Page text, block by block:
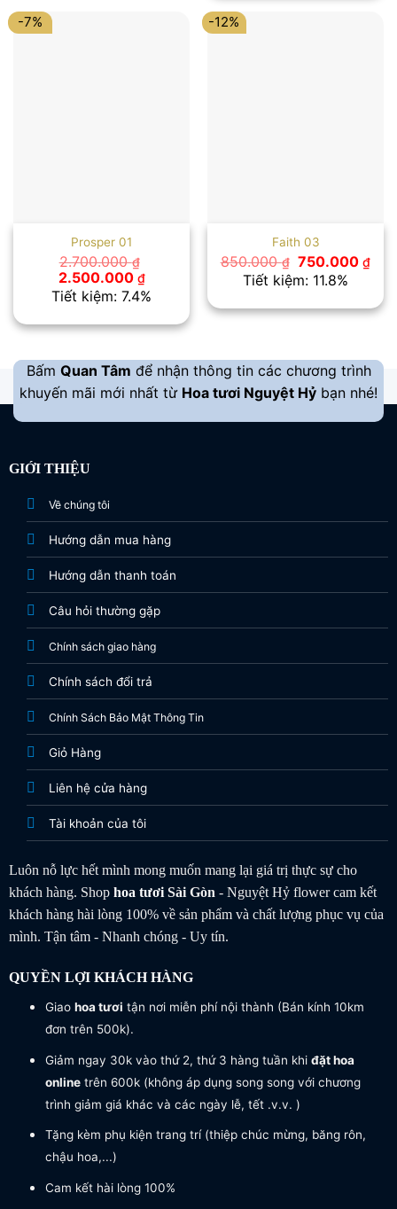
-7%
Prosper 01
2.700.000₫
Giá
gốc
là:
2.500.000 ₫Giá
hiện
tại
2.500.000 ₫.
Tiết kiệm: 7.4%
-12%
Faith 03
850.000₫ Giá
gốc
là:
750.000₫Giá
là:
Tiết kiệm: 11.8%
Bấm Quan Tâm để nhận thông tin các chương trình
khuyến mãi mới nhất từ Hoa tươi Nguyệt Hỷ bạn nhé!
GIỚI THIỆU
Về chúng tôi
Hướng dẫn mua hàng
Hướng dẫn thanh toán
Câu hỏi thường gặp
Chính sách giao hàng
Chính sách đổi trả
Chính Sách Bảo Mật Thông Tin
Giỏ Hàng
Liên hệ cửa hàng
Tài khoản của tôi
Luôn nỗ lực hết mình mong muốn mang lại giá trị thực sự cho
khách hàng. Shop hoa tươiSài Gòn- Nguyệt Hỷ flower cam kết
khách hàng hài lòng 100% về sản phẩm và chất lượng phục vụ của
mình. Tận tâm - Nhanh chóng - Uy tín.
QUYỀN LỢI KHÁCH HÀNG
Giao hoa tươi tận nơi miễn phí nội thành (Bán kính 10km
đơn trên 500k).
Giảm ngay 30k vào thứ 2, thứ 3 hàng tuần khi đặt hoa
onlinetrên 600k (không áp dụng song song với chương
trình giảm giá khác và các ngày lễ, tết .v.v. )
Tặng kèm phụ kiện trang trí (thiệp chúc mừng, băng rôn,
chậu hoa,...)
Cam kết hài lòng 100%